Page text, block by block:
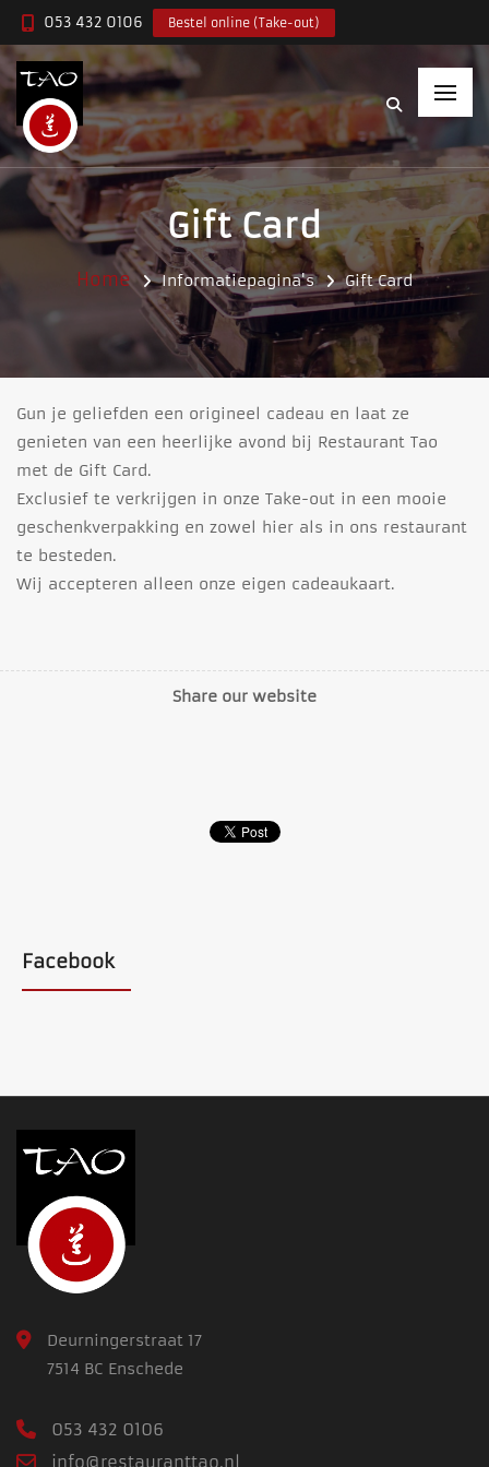
053 432 0106 Bestel online (Take-out)
Gift Card
Home Informatiepagina's Gift Card
Gun je geliefden een origineel cadeau en laat ze
genieten van een heerlijke avond bij Restaurant Tao
met de Gift Card.
Exclusief te verkrijgen in onze Take-out in een mooie
geschenkverpakking en zowel hier als in ons restaurant
te besteden.
Wij accepteren alleen onze eigen cadeaukaart.
Share our website
Facebook
Deurningerstraat 17
7514 BC Enschede
053 432 0106
info@restauranttao.nl